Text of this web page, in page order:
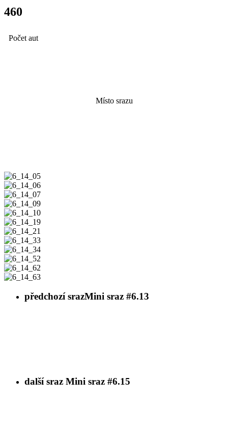
460
Počet aut
Místo srazu
6_14_05
6_14_06
6_14_07
6_14_09
6_14_10
6_14_19
6_14_21
6_14_33
6_14_34
6_14_52
6_14_62
předchozí srazMini sraz #6.13
další sraz Mini sraz #6.15